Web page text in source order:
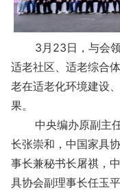
3月23日，与会领
适老社区、适老综合
老在适老化环境建设
果。
中央编办原副主任
长张崇和，中国家具
事长兼秘书长屠祺，
具协会副理事长任玉